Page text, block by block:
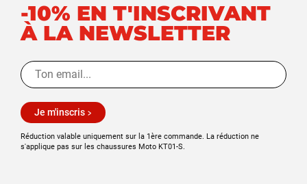
-10% EN T'INSCRIVANT
À LA NEWSLETTER
Je m'inscris
Réduction valable uniquement sur la 1ère commande. La réduction ne
s'applique pas sur les chaussures Moto KT01-S.